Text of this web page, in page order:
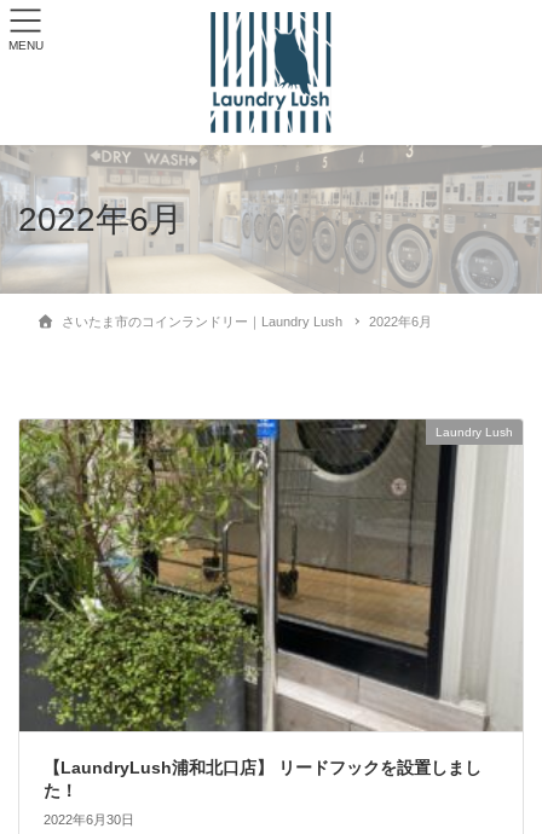
2022年6月
さいたま市のコインランドリー｜Laundry Lush 2022年6月
Laundry Lush
【LaundryLush浦和北口店】 リードフックを設置しまし
た！
2022年6月30日
MENU